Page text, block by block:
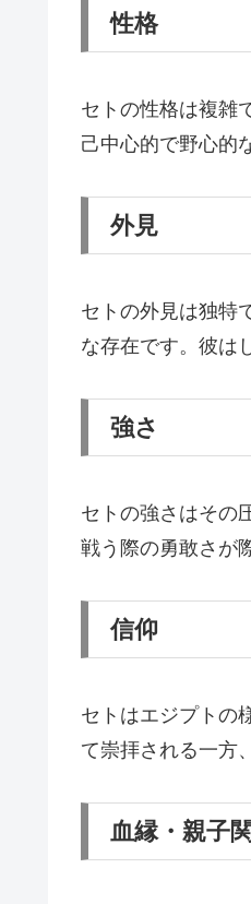
性格
セトの性格は複雑
己中心的で野心的
外見
セトの外見は独特
な存在です。彼は
強さ
セトの強さはその
戦う際の勇敢さが
信仰
セトはエジプトの
て崇拝される一方
血縁・親子